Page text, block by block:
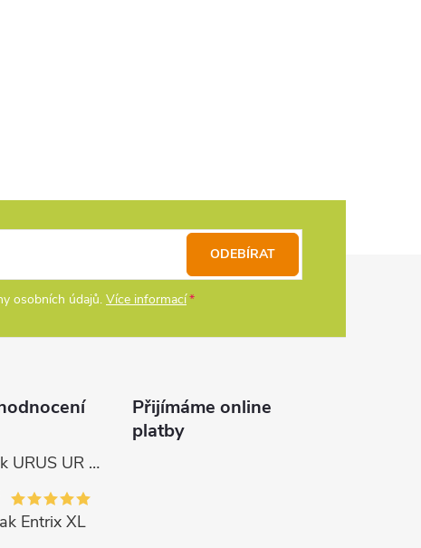
osobních údajů. Více informací
ODEBÍRAT
Tica Naviják URUS UR 4000
Entrix XL
Přijímáme online
platby